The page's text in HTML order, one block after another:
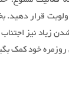
زیاد نیز
روزمره خود کمک